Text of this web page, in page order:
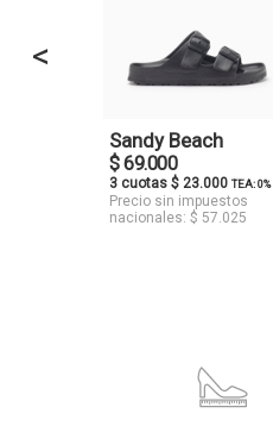
<
Sandy Beach
$ 69.000
3 cuotas $ 23.000TEA: 0%
Precio sin impuestos
nacionales: $ 57.025